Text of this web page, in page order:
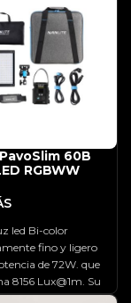
sin ventilador
en entornos
Alimentación a red o
Ángulo de
60°, Atenuación 0 -
2700K-6500K, CRI
TLCI Promedio 97,
102, Control: A
Bluetooth,
DMX/RDM.
602 x 300 x 18
Panel: 1,65 Kg.
de control: 1,84 kg
60B
RGBWW
led Bi-color
fino y ligero
de 72W. que
8156 Lux@1m. Su
posicionarse en